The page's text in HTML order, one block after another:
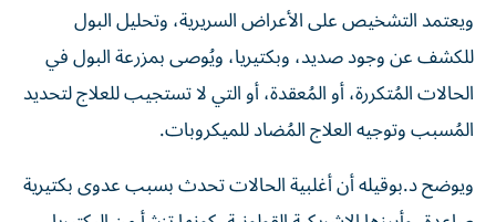
ويعتمد التشخيص على الأعراض السريرية، وتحليل البول
للكشف عن وجود صديد، وبكتيريا، ويُوصى بمزرعة البول في
الحالات المُتكررة، أو المُعقدة، أو التي لا تستجيب للعلاج لتحديد
المُسبب وتوجيه العلاج المُضاد للميكروبات.
ويوضح د.بوقيله أن أغلبية الحالات تحدث بسبب عدوى بكتيرية